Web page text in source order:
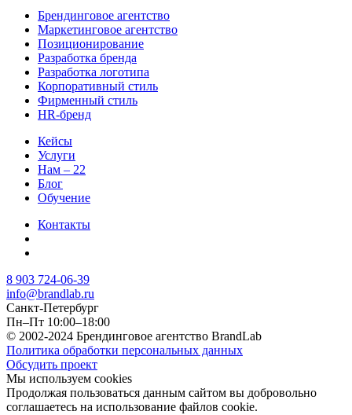
Брендинговое агентство
Маркетинговое агентство
Позиционирование
Разработка бренда
Разработка логотипа
Корпоративный стиль
Фирменный стиль
HR-бренд
Кейсы
Услуги
Нам – 22
Блог
Обучение
Контакты
8 903 724-06-39
info@brandlab.ru
Санкт-Петербург
Пн–Пт 10:00–18:00
© 2002-2024 Брендинговое агентство BrandLab
Политика обработки персональных данных
Обсудить проект
Мы используем cookies
Продолжая пользоваться данным сайтом вы добровольно
соглашаетесь на использование файлов cookie.